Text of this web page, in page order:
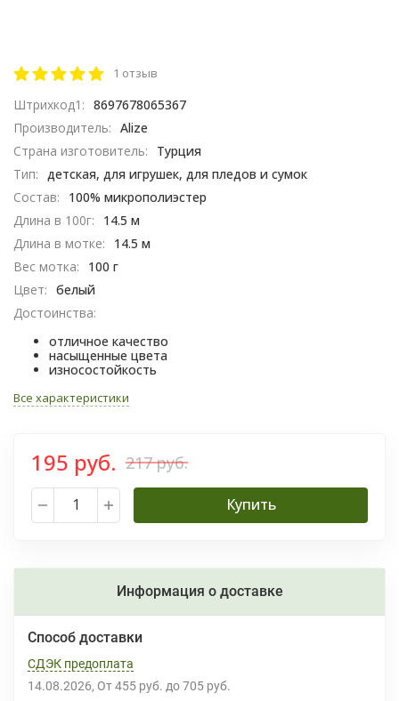
1 отзыв
Штрихкод1: 8697678065367
Производитель: Alize
Страна изготовитель:
Турция
Тип: детская, для игрушек, для пледов и сумок
Состав:
100% микрополиэстер
Длина в 100г:
14.5 м
Длина в мотке:
14.5 м
Вес мотка:
100 г
Цвет: белый
Достоинства:
отличное качество
насыщенные цвета
износостойкость
Все характеристики
195 руб. 217 руб.
Купить
Информация о доставке
Способ доставки
СДЭК предоплата
14.08.2026 От 455 руб. до 705 руб.